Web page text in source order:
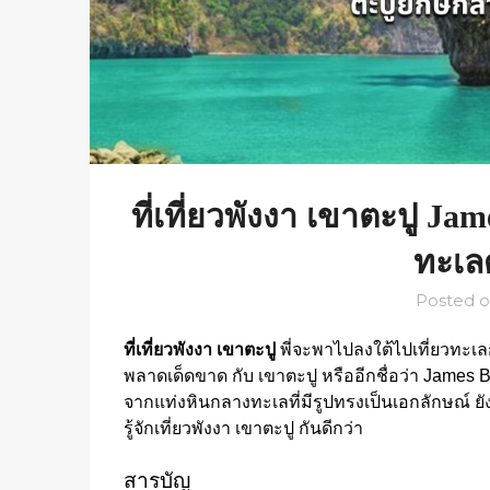
ที่เที่ยวพังงา เขาตะปู
ทะเ
Posted
ที่เที่ยวพังงา เขาตะปูพี่จะพาไปลงใต้ไปเที่ยวทะ
พลาดเด็ดขาด กับ เขาตะปู หรืออีกชื่อว่า James
จากแท่งหินกลางทะเลที่มีรูปทรงเป็นเอกลักษณ์ ยั
รู้จักเที่ยวพังงา เขาตะปู กันดีกว่า
สารบัญ